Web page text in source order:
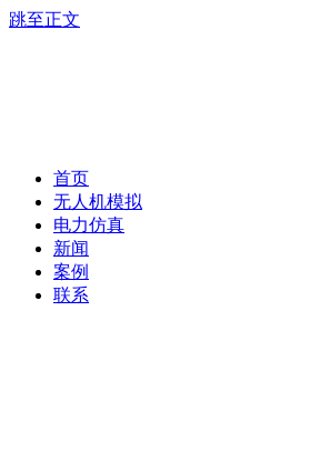
跳至正文
首页
无人机模拟
电力仿真
新闻
案例
联系